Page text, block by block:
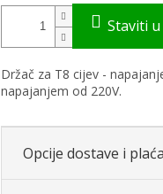
Držač za T8 cijev -
napajanjem od 220V.
Opcije dostave i